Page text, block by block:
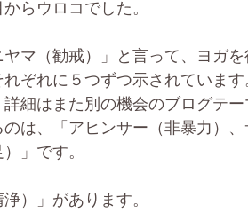
らウロコでした。
マ（勧戒）」と言って、ヨガ
ぞれに５つずつ示されています
細はまた別の機会のブログテー
は、「アヒンサー（非暴力）
」です。
）」があります。